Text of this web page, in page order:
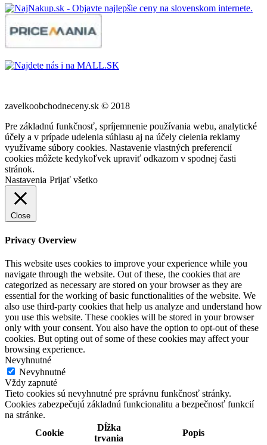
zavelkoobchodneceny.sk © 2018
Pre základnú funkčnosť, spríjemnenie používania webu, analytické
účely a v prípade udelenia súhlasu aj na účely cielenia reklamy
využívame súbory cookies. Nastavenie vlastných preferencií
cookies môžete kedykoľvek upraviť odkazom v spodnej časti
stránok.
Nastavenia Prijať všetko
Close
Privacy Overview
This website uses cookies to improve your experience while you
navigate through the website. Out of these, the cookies that are
categorized as necessary are stored on your browser as they are
essential for the working of basic functionalities of the website. We
also use third-party cookies that help us analyze and understand how
you use this website. These cookies will be stored in your browser
only with your consent. You also have the option to opt-out of these
cookies. But opting out of some of these cookies may affect your
browsing experience.
Nevyhnutné
Nevyhnutné
Vždy zapnuté
Tieto cookies sú nevyhnutné pre správnu funkčnosť stránky.
Cookies zabezpečujú základnú funkcionalitu a bezpečnosť funkcií
na stránke.
Cookie
Dĺžka
trvania
Popis